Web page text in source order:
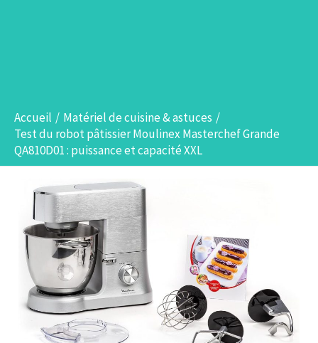
Accueil
Matériel de cuisine & astuces
Test du robot pâtissier Moulinex Masterchef Grande
QA810D01 : puissance et capacité XXL